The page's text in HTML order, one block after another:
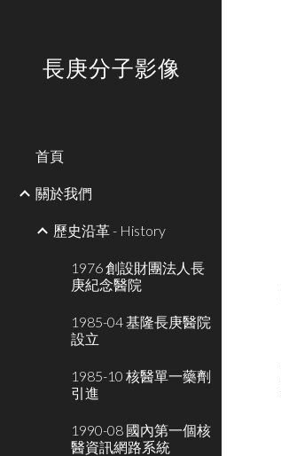
長庚分子影像
首頁
關於我們
歷史沿革 - History
1976 創設財團法人長
庚紀念醫院
1985-04 基隆長庚醫院
設立
1985-10 核醫單一藥劑
引進
1990-08 國內第一個核
醫資訊網路系統